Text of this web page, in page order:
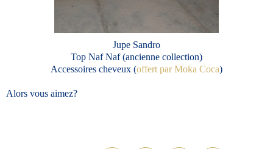
Jupe Sandro
Top Naf Naf (ancienne collection)
Accessoires cheveux (offert par Moka Coca)
Alors vous aimez?